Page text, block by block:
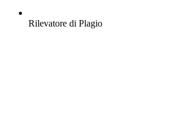
Rilevatore di Plagio